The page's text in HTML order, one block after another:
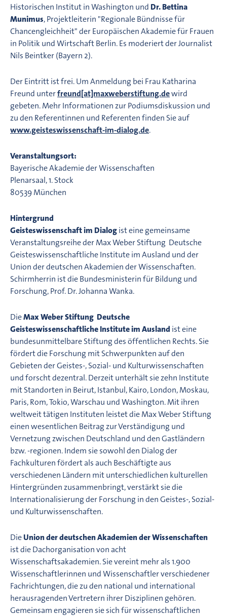
Historischen Institut in Washington und Dr. Bettina
Munimus, Projektleiterin "Regionale Bündnisse für
Chancengleichheit" der Europäischen Akademie für Frauen
in Politik und Wirtschaft Berlin. Es moderiert der Journalist
Nils Beintker (Bayern 2).
Der Eintritt ist frei. Um Anmeldung bei Frau Katharina
Freund unterfreund[at]maxweberstiftung.dewird
gebeten. Mehr Informationen zur Podiumsdiskussion und
zu den Referentinnen und Referenten finden Sie auf
www.geisteswissenschaft-im-dialog.de.
Veranstaltungsort:
Bayerische Akademie der Wissenschaften
Plenarsaal, 1. Stock
80539 München
Hintergrund
Geisteswissenschaft im Dialogist eine gemeinsame
Veranstaltungsreihe der Max Weber Stiftung  Deutsche
Geisteswissenschaftliche Institute im Ausland und der
Union der deutschen Akademien der Wissenschaften.
Schirmherrin ist die Bundesministerin für Bildung und
Forschung, Prof. Dr. Johanna Wanka.
DieMax Weber Stiftung  Deutsche
Geisteswissenschaftliche Institute im Ausland ist eine
bundesunmittelbare Stiftung des öffentlichen Rechts. Sie
fördert die Forschung mit Schwerpunkten auf den
Gebieten der Geistes-, Sozial- und Kulturwissenschaften
und forscht dezentral. Derzeit unterhält sie zehn Institute
mit Standorten in Beirut, Istanbul, Kairo, London, Moskau,
Paris, Rom, Tokio, Warschau und Washington. Mit ihren
weltweit tätigen Instituten leistet die Max Weber Stiftung
einen wesentlichen Beitrag zur Verständigung und
Vernetzung zwischen Deutschland und den Gastländern
bzw. -regionen. Indem sie sowohl den Dialog der
Fachkulturen fördert als auch Beschäftigte aus
verschiedenen Ländern mit unterschiedlichen kulturellen
Hintergründen zusammenbringt, verstärkt sie die
Internationalisierung der Forschung in den Geistes-, Sozial-
und Kulturwissenschaften.
DieUnion der deutschen Akademien der Wissenschaften
ist die Dachorganisation von acht
Wissenschaftsakademien. Sie vereint mehr als 1.900
Wissenschaftlerinnen und Wissenschaftler verschiedener
Fachrichtungen, die zu den national und international
herausragenden Vertretern ihrer Disziplinen gehören.
Gemeinsam engagieren sie sich für wissenschaftlichen